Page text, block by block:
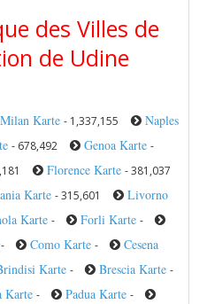
des Villes de
de Udine
Milan Karte - 1,337,155
Naples
- 678,492 Genoa Karte -
Florence Karte - 381,037
Karte - 315,601
Livorno
Karte - Forli Karte -
- Como Karte -
Cesena
Karte - Brescia Karte -
Karte - Padua Karte -